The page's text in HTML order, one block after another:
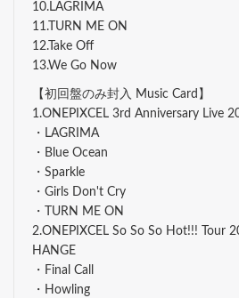
10.LAGRIMA
11.TURN ME ON
12.Take Off
13.We Go Now
【初回盤のみ封入 Music Card】
1.ONEPIXCEL 3rd Anniversary Live
・LAGRIMA
・Blue Ocean
・Sparkle
・Girls Don't Cry
・TURN ME ON
2.ONEPIXCEL So So So Hot!!! Tour
HANGE
・Final Call
・Howling